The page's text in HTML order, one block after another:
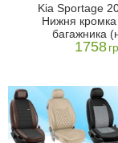
Kia Sportage
Нижня
багажника
1758